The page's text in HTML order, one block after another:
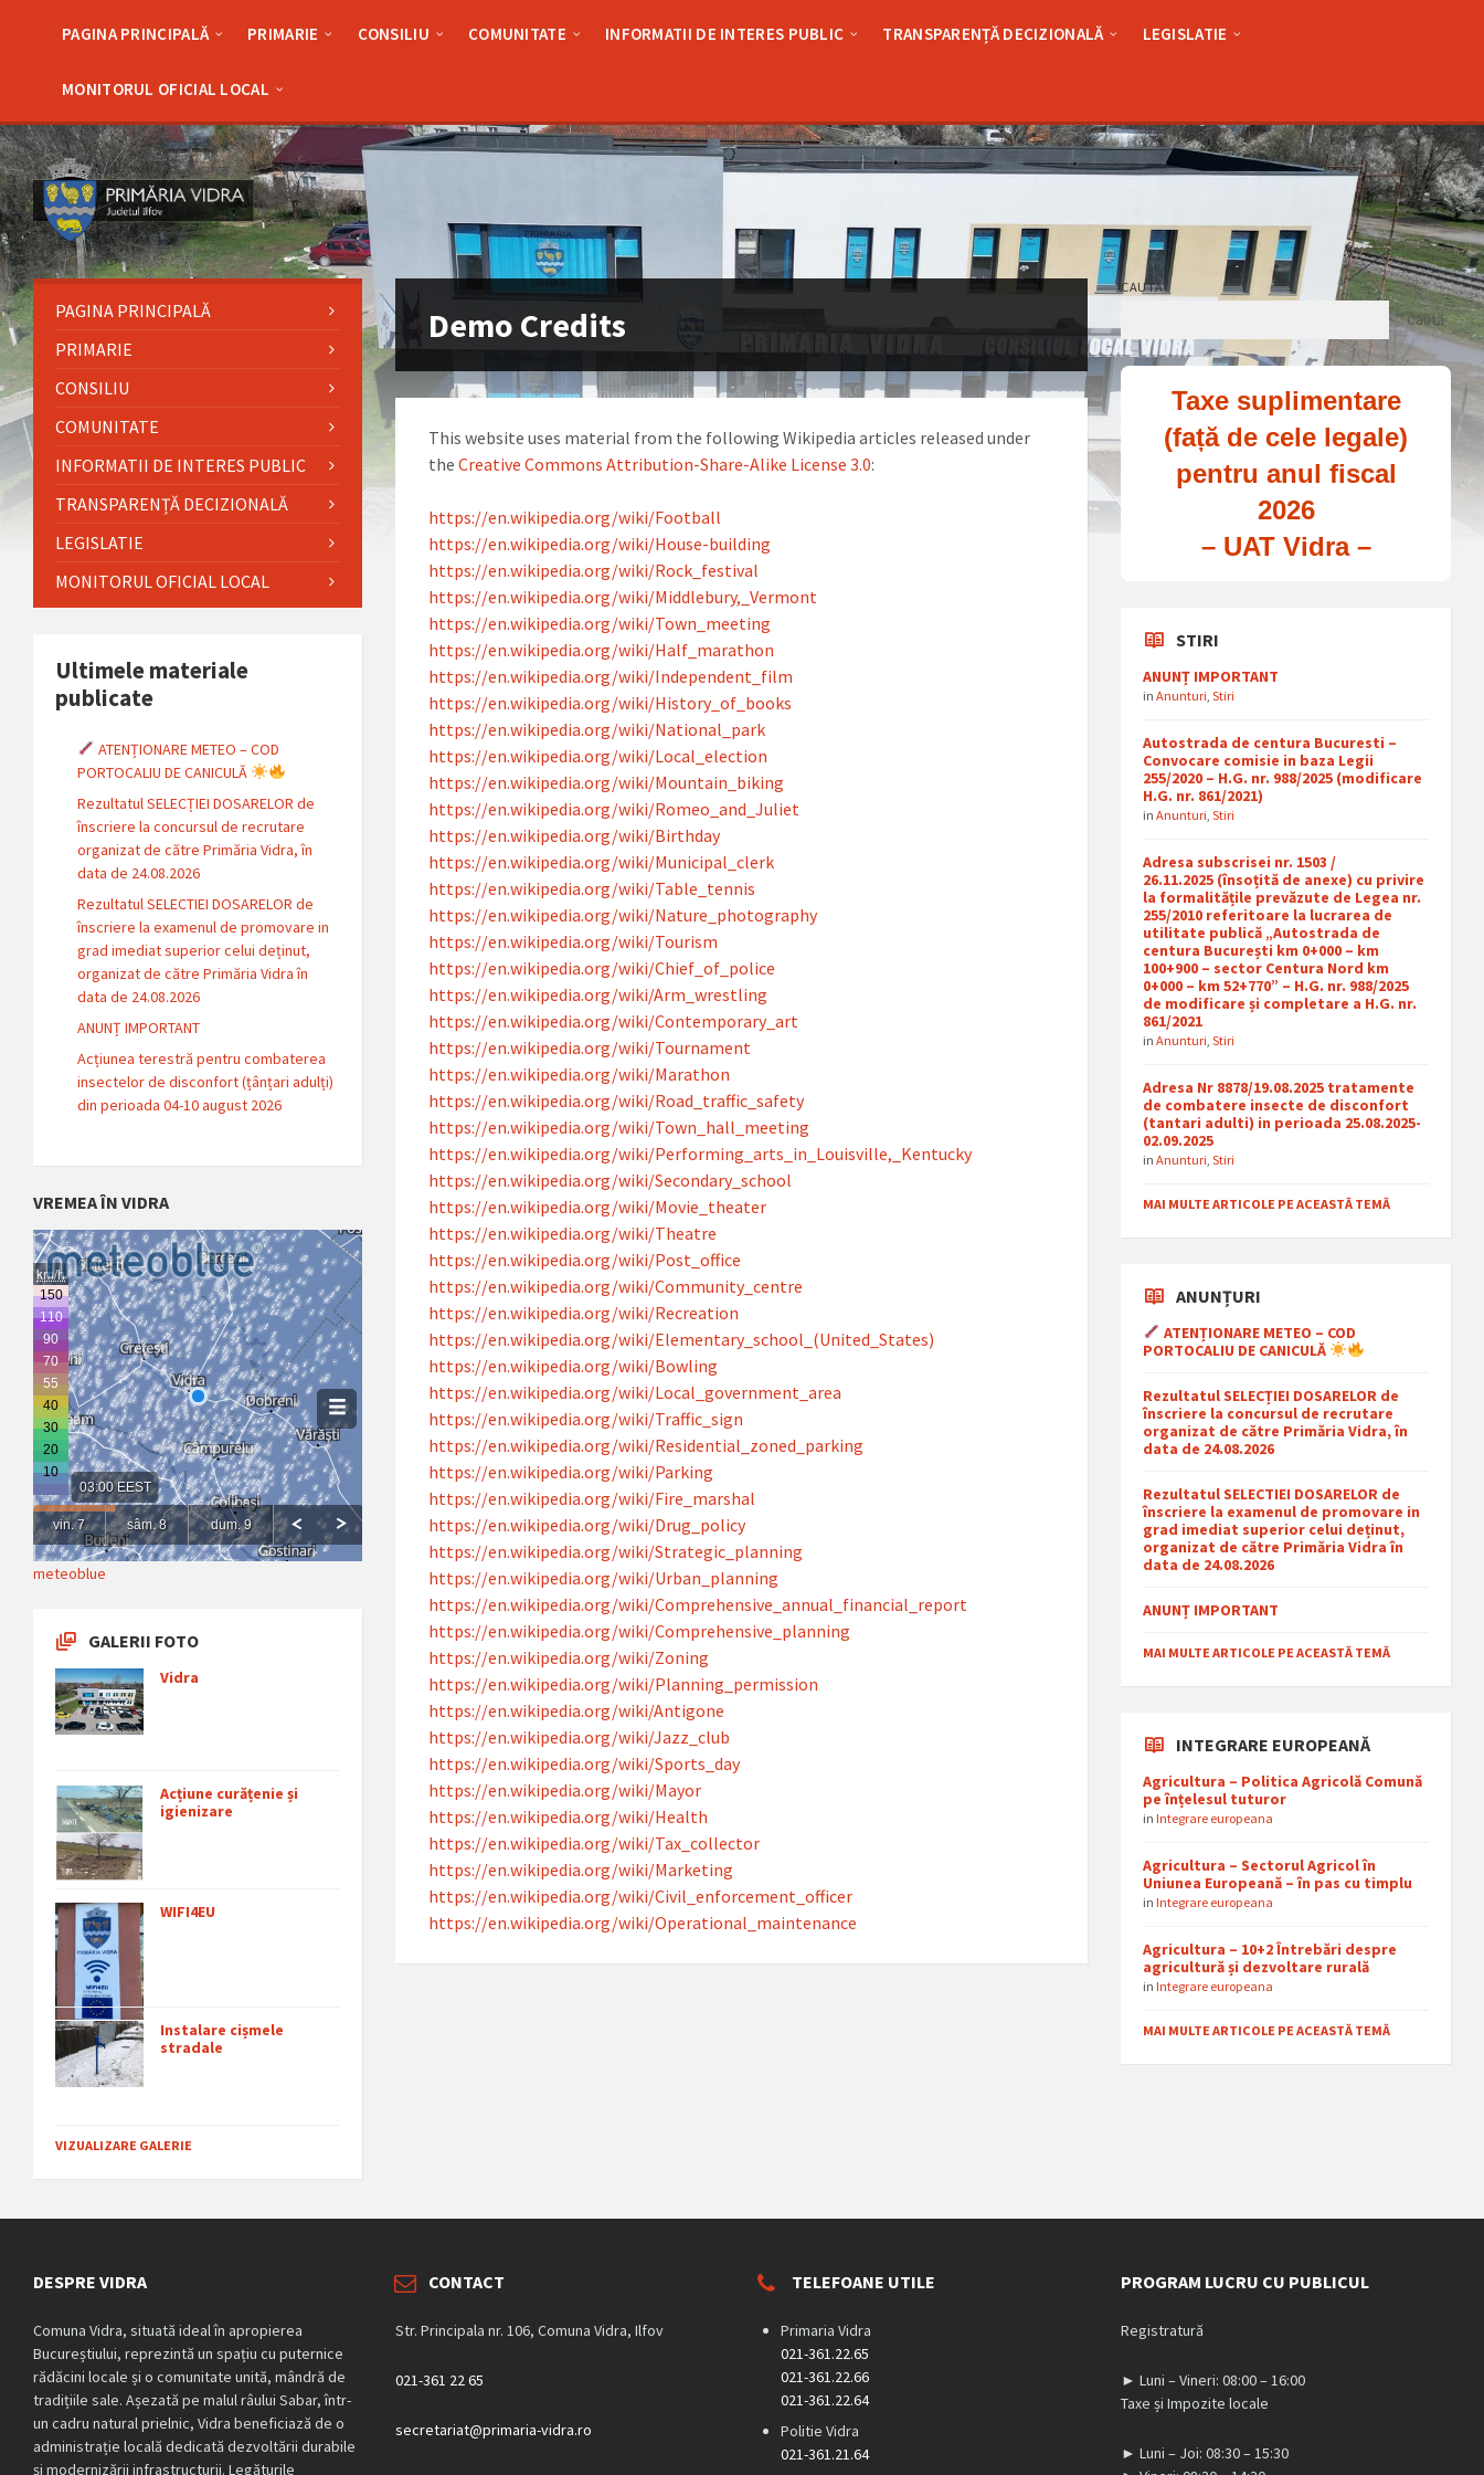
PAGINA PRINCIPALĂ PRIMARIE CONSILIU COMUNITATE INFORMATII DE INTERES PUBLIC TRANSPARENȚĂ DECIZIONALĂ LEGISLATIE
MONITORUL OFICIAL LOCAL
Demo Credits
This website uses material from the following Wikipedia articles released under
theCreative Commons Attribution-Share-Alike License 3.0:
https://en.wikipedia.org/wiki/Football
https://en.wikipedia.org/wiki/House-building
https://en.wikipedia.org/wiki/Rock_festival
https://en.wikipedia.org/wiki/Middlebury,_Vermont
https://en.wikipedia.org/wiki/Town_meeting
https://en.wikipedia.org/wiki/Half_marathon
https://en.wikipedia.org/wiki/Independent_film
https://en.wikipedia.org/wiki/History_of_books
https://en.wikipedia.org/wiki/National_park
https://en.wikipedia.org/wiki/Local_election
https://en.wikipedia.org/wiki/Mountain_biking
https://en.wikipedia.org/wiki/Romeo_and_Juliet
https://en.wikipedia.org/wiki/Birthday
https://en.wikipedia.org/wiki/Municipal_clerk
https://en.wikipedia.org/wiki/Table_tennis
https://en.wikipedia.org/wiki/Nature_photography
https://en.wikipedia.org/wiki/Tourism
https://en.wikipedia.org/wiki/Chief_of_police
https://en.wikipedia.org/wiki/Arm_wrestling
https://en.wikipedia.org/wiki/Contemporary_art
https://en.wikipedia.org/wiki/Tournament
https://en.wikipedia.org/wiki/Marathon
https://en.wikipedia.org/wiki/Road_traffic_safety
https://en.wikipedia.org/wiki/Town_hall_meeting
https://en.wikipedia.org/wiki/Performing_arts_in_Louisville,_Kentucky
https://en.wikipedia.org/wiki/Secondary_school
https://en.wikipedia.org/wiki/Movie_theater
https://en.wikipedia.org/wiki/Theatre
https://en.wikipedia.org/wiki/Post_office
https://en.wikipedia.org/wiki/Community_centre
https://en.wikipedia.org/wiki/Recreation
https://en.wikipedia.org/wiki/Elementary_school_(United_States)
https://en.wikipedia.org/wiki/Bowling
https://en.wikipedia.org/wiki/Local_government_area
https://en.wikipedia.org/wiki/Traffic_sign
https://en.wikipedia.org/wiki/Residential_zoned_parking
https://en.wikipedia.org/wiki/Parking
https://en.wikipedia.org/wiki/Fire_marshal
https://en.wikipedia.org/wiki/Drug_policy
https://en.wikipedia.org/wiki/Strategic_planning
https://en.wikipedia.org/wiki/Urban_planning
https://en.wikipedia.org/wiki/Comprehensive_annual_financial_report
https://en.wikipedia.org/wiki/Comprehensive_planning
https://en.wikipedia.org/wiki/Zoning
https://en.wikipedia.org/wiki/Planning_permission
https://en.wikipedia.org/wiki/Antigone
https://en.wikipedia.org/wiki/Jazz_club
https://en.wikipedia.org/wiki/Sports_day
https://en.wikipedia.org/wiki/Mayor
https://en.wikipedia.org/wiki/Health
https://en.wikipedia.org/wiki/Tax_collector
https://en.wikipedia.org/wiki/Marketing
https://en.wikipedia.org/wiki/Civil_enforcement_officer
https://en.wikipedia.org/wiki/Operational_maintenance
PAGINA PRINCIPALĂ
PRIMARIE
CONSILIU
COMUNITATE
INFORMATII DE INTERES PUBLIC
TRANSPARENȚĂ DECIZIONALĂ
LEGISLATIE
MONITORUL OFICIAL LOCAL
Ultimele materiale
publicate
ATENȚIONARE METEO – COD
PORTOCALIU DE CANICULĂ
Rezultatul SELECȚIEI DOSARELOR de
înscriere la concursul de recrutare
organizat de către Primăria Vidra, în
data de 24.08.2026
Rezultatul SELECTIEI DOSARELOR de
înscriere la examenul de promovare in
grad imediat superior celui deținut,
organizat de către Primăria Vidra în
data de 24.08.2026
ANUNȚ IMPORTANT
Acțiunea terestră pentru combaterea
insectelor de disconfort (țânțari adulți)
din perioada 04-10 august 2026
VREMEA ÎN VIDRA
meteoblue
GALERII FOTO
Vidra
Acțiune curățenie și
igienizare
WIFI4EU
Instalare cișmele
stradale
VIZUALIZARE GALERIE
CAUTĂ
Caută
Taxe suplimentare
(față de cele legale)
pentru anul fiscal
2026
– UAT Vidra –
STIRI
ANUNȚ IMPORTANT
inAnunturi ,Stiri
Autostrada de centura Bucuresti –
Convocare comisie in baza Legii
255/2020 – H.G. nr. 988/2025 (modificare
H.G. nr. 861/2021)
inAnunturi ,Stiri
Adresa subscrisei nr. 1503 /
26.11.2025 (însoțită de anexe) cu privire
la formalitățile prevăzute de Legea nr.
255/2010 referitoare la lucrarea de
utilitate publică „Autostrada de
centura București km 0+000 – km
100+900 – sector Centura Nord km
0+000 – km 52+770” – H.G. nr. 988/2025
de modificare și completare a H.G. nr.
861/2021
inAnunturi ,Stiri
Adresa Nr 8878/19.08.2025 tratamente
de combatere insecte de disconfort
(tantari adulti) in perioada 25.08.2025-
02.09.2025
inAnunturi ,Stiri
MAI MULTE ARTICOLE PE ACEASTĂ TEMĂ
ANUNȚURI
ATENȚIONARE METEO – COD
PORTOCALIU DE CANICULĂ
Rezultatul SELECȚIEI DOSARELOR de
înscriere la concursul de recrutare
organizat de către Primăria Vidra, în
data de 24.08.2026
Rezultatul SELECTIEI DOSARELOR de
înscriere la examenul de promovare in
grad imediat superior celui deținut,
organizat de către Primăria Vidra în
data de 24.08.2026
ANUNȚ IMPORTANT
MAI MULTE ARTICOLE PE ACEASTĂ TEMĂ
INTEGRARE EUROPEANĂ
Agricultura – Politica Agricolă Comună
pe înțelesul tuturor
inIntegrare europeana
Agricultura – Sectorul Agricol în
Uniunea Europeană – în pas cu timplu
inIntegrare europeana
Agricultura – 10+2 Întrebări despre
agricultură și dezvoltare rurală
inIntegrare europeana
MAI MULTE ARTICOLE PE ACEASTĂ TEMĂ
DESPRE VIDRA
Comuna Vidra, situată ideal în apropierea
Bucureștiului, reprezintă un spațiu cu puternice
rădăcini locale și o comunitate unită, mândră de
tradițiile sale. Așezată pe malul râului Sabar, într-
un cadru natural prielnic, Vidra beneficiază de o
administrație locală dedicată dezvoltării durabile
și modernizării infrastructurii. Legăturile
CONTACT
Str. Principala nr. 106, Comuna Vidra, Ilfov
021-361 22 65
secretariat@primaria-vidra.ro
TELEFOANE UTILE
Primaria Vidra
021-361.22.65
021-361.22.66
021-361.22.64
Politie Vidra
021-361.21.64
PROGRAM LUCRU CU PUBLICUL
Registratură
► Luni – Vineri: 08:00 – 16:00
Taxe și Impozite locale
► Luni – Joi: 08:30 – 15:30